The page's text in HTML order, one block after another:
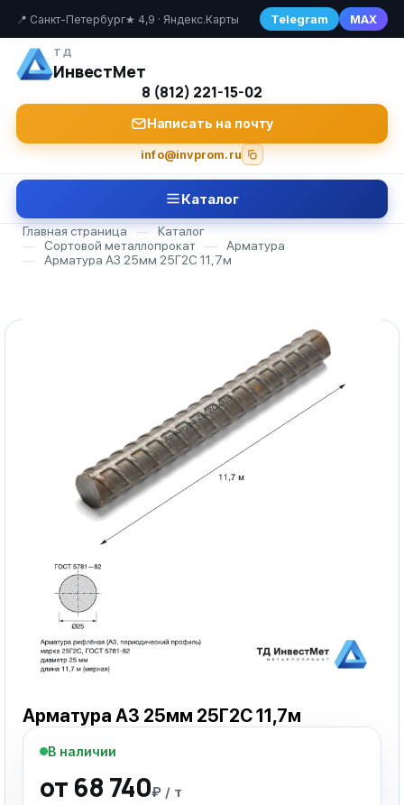
📍 Санкт-Петербург★ 4,9 · Яндекс.Карты Telegram MAX
ТД
ИнвестМет
8 (812) 221-15-02
Написать на почту
info@invprom.ru
Каталог
Главная страница —
Каталог
—
Сортовой металлопрокат —
Арматура
—
Арматура А3 25мм 25Г2С 11,7м
Арматура А3 25мм 25Г2С 11,7м
В наличии
от 68 740₽ / т